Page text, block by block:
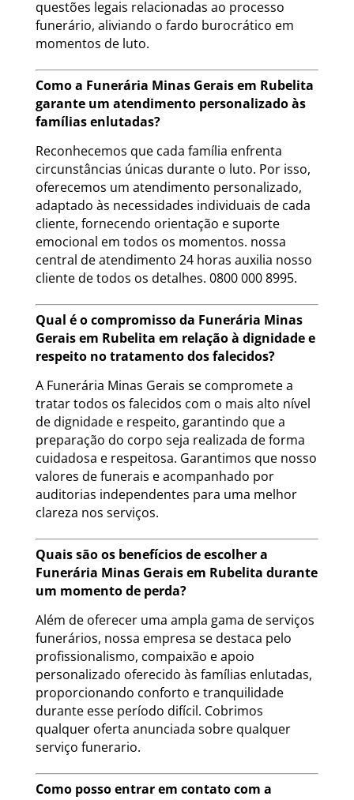
questões legais relacionadas ao processo
funerário, aliviando o fardo burocrático em
momentos de luto.
Como a Funerária Minas Gerais em Rubelita
garante um atendimento personalizado às
famílias enlutadas?
Reconhecemos que cada família enfrenta
circunstâncias únicas durante o luto. Por isso,
oferecemos um atendimento personalizado,
adaptado às necessidades individuais de cada
cliente, fornecendo orientação e suporte
emocional em todos os momentos. nossa
central de atendimento 24 horas auxilia nosso
cliente de todos os detalhes. 0800 000 8995.
Qual é o compromisso da Funerária Minas
Gerais em Rubelita em relação à dignidade e
respeito no tratamento dos falecidos?
A Funerária Minas Gerais se compromete a
tratar todos os falecidos com o mais alto nível
de dignidade e respeito, garantindo que a
preparação do corpo seja realizada de forma
cuidadosa e respeitosa. Garantimos que nosso
valores de funerais e acompanhado por
auditorias independentes para uma melhor
clareza nos serviços.
Quais são os benefícios de escolher a
Funerária Minas Gerais em Rubelita durante
um momento de perda?
Além de oferecer uma ampla gama de serviços
funerários, nossa empresa se destaca pelo
profissionalismo, compaixão e apoio
personalizado oferecido às famílias enlutadas,
proporcionando conforto e tranquilidade
durante esse período difícil. Cobrimos
qualquer oferta anunciada sobre qualquer
serviço funerario.
Como posso entrar em contato com a